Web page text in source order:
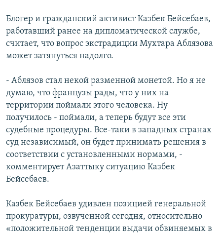
Блогер и гражданский активист Казбек Бейсебаев,
работавший ранее на дипломатической службе,
считает, что вопрос экстрадиции Мухтара Аблязова
может затянуться надолго.
- Аблязов стал некой разменной монетой. Но я не
думаю, что французы рады, что у них на
территории поймали этого человека. Ну
получилось - поймали, а теперь будут все эти
судебные процедуры. Все-таки в западных странах
суд независимый, он будет принимать решения в
соответствии с установленными нормами, -
комментирует Азаттыку ситуацию Казбек
Бейсебаев.
Казбек Бейсебаев удивлен позицией генеральной
прокуратуры, озвученной сегодня, относительно
«положительной тенденции выдачи обвиняемых в